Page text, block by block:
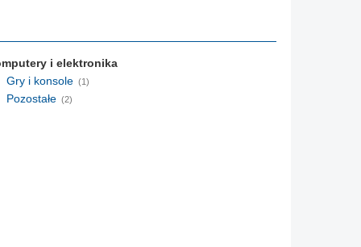
i elektronika
Gry i konsole (1)
Pozostałe (2)